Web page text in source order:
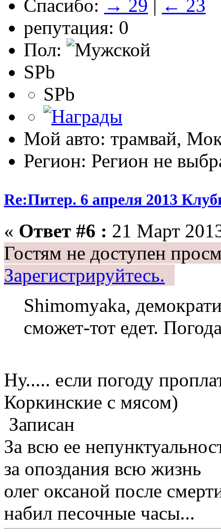
Спасибо: → 29 | ← 23
репутация: 0
Пол:
SPb
SPb
Мой авто: трамвай,
Регион: Регион не
Re:Питер. 6 апреля 2013
« Ответ #6 : 21 Март
Гостям не доступен
Зарегистрируйтесь.
Shimomyaka,
сможет-тот едет.
Ну..... если погоду
Коркинские с мясом)
Записан
За всю ее
за опоздания всю жизнь
олег оксаной после
набил песочные часы...